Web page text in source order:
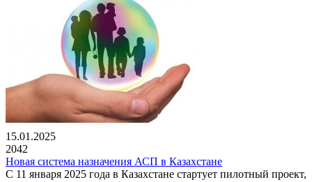
15.01.2025
2042
Новая система назначения АСП в Казахстане
С 11 января 2025 года в Казахстане стартует пилотный проект,